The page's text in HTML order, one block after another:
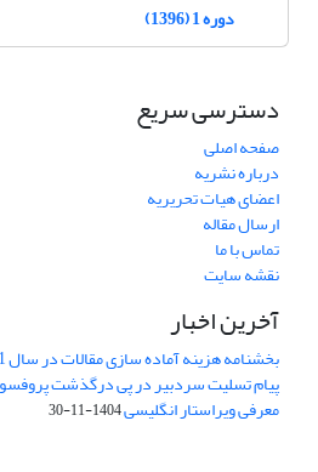
دوره 1 (1396)
دسترسی سریع
صفحه اصلی
درباره نشریه
اعضای هیات تحریریه
ارسال مقاله
تماس با ما
نقشه سایت
آخرین اخبار
بخشنامه هزینه آماده سازی مقالات در سال 1401
پیام تسلیت سردبیر در پی درگذشت
معرفی ویراستار انگلیسی1404-11-30